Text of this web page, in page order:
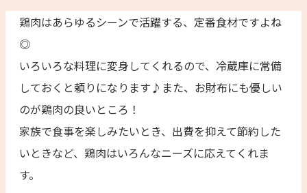
鶏肉はあらゆるシーンで活躍する、定番食材ですよね
◎
いろいろな料理に変身してくれるので、冷蔵庫に常備
しておくと頼りになります♪また、お財布にも優しい
のが鶏肉の良いところ！
家族で食事を楽しみたいとき、出費を抑えて節約した
いときなど、鶏肉はいろんなニーズに応えてくれま
す。